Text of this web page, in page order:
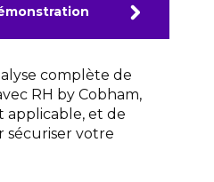
complète de
RH by Cobham,
applicable, et de
sécuriser votre